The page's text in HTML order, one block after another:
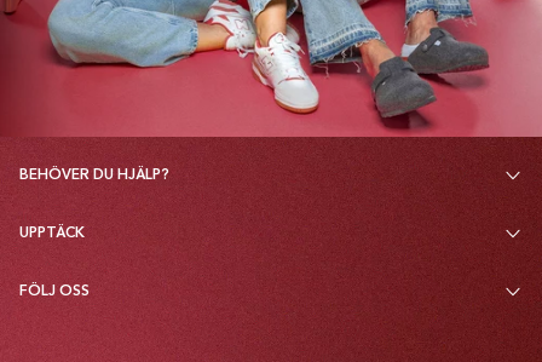
BEHÖVER DU HJÄLP?
UPPTÄCK
FÖLJ OSS